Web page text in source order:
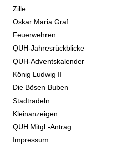
Zille
Oskar Maria Graf
Feuerwehren
QUH-Jahresrückblicke
QUH-Adventskalender
König Ludwig II
Die Bösen Buben
Stadtradeln
Kleinanzeigen
QUH Mitgl.-Antrag
Impressum